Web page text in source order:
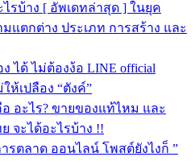
ไรบ้าง [ อัพเดทล่าสุด ] ในยุค
แตกต่าง ประเภท การสร้าง และ
ได้ ไม่ต้องง้อ LINE official
ให้เปลือง “ตังค์”
อะไร? ขายของแท้ไหม และ
จะได้อะไรบ้าง !!
ารตลาด ออนไลน์ โพสต์ยังไงก็ ”